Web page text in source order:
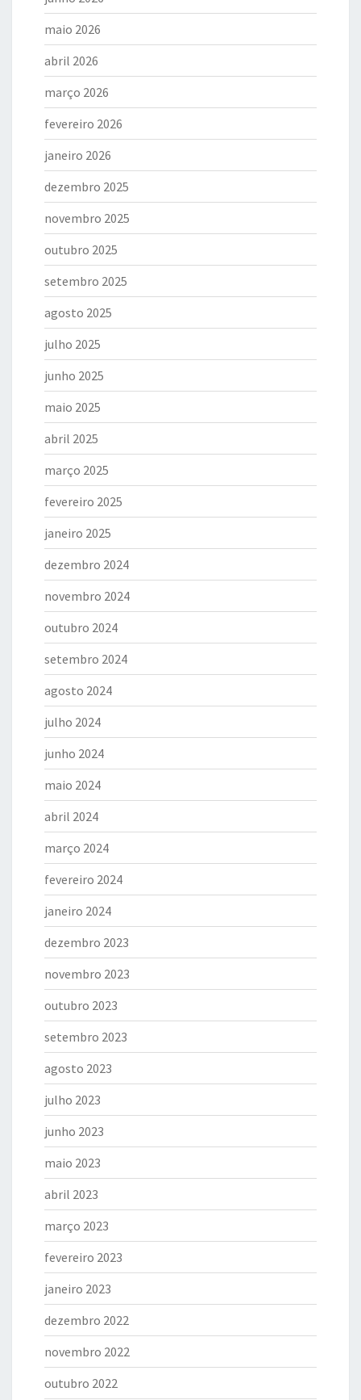
maio 2026
abril 2026
março 2026
fevereiro 2026
janeiro 2026
dezembro 2025
novembro 2025
outubro 2025
setembro 2025
agosto 2025
julho 2025
junho 2025
maio 2025
abril 2025
março 2025
fevereiro 2025
janeiro 2025
dezembro 2024
novembro 2024
outubro 2024
setembro 2024
agosto 2024
julho 2024
junho 2024
maio 2024
abril 2024
março 2024
fevereiro 2024
janeiro 2024
dezembro 2023
novembro 2023
outubro 2023
setembro 2023
agosto 2023
julho 2023
junho 2023
maio 2023
abril 2023
março 2023
fevereiro 2023
janeiro 2023
dezembro 2022
novembro 2022
outubro 2022